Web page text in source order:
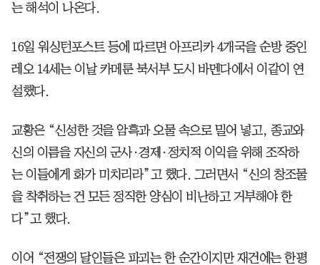
는 해석이 나온다.
16일 워싱턴포스트 등에 따르면 아프리카 4개국을 순방 중인
레오 14세는 이날 카메룬 북서부 도시 바멘다에서 이같이 연
설했다.
교황은 “신성한 것을 암흑과 오물 속으로 밀어 넣고, 종교와
신의 이름을 자신의 군사·경제·정치적 이익을 위해 조작하
는 이들에게 화가 미치리라”고 했다. 그러면서 “신의 창조물
을 착취하는 건 모든 정직한 양심이 비난하고 거부해야 한
다”고 했다.
이어 “전쟁의 달인들은 파괴는 한 순간이지만 재건에는 한평